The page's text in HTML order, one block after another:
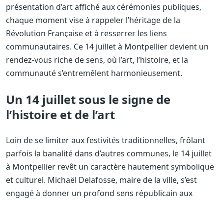
présentation d’art affiché aux cérémonies publiques,
chaque moment vise à rappeler l’héritage de la
Révolution Française et à resserrer les liens
communautaires. Ce 14 juillet à Montpellier devient un
rendez-vous riche de sens, où l’art, l’histoire, et la
communauté s’entremêlent harmonieusement.
Un 14 juillet sous le signe de
l’histoire et de l’art
Loin de se limiter aux festivités traditionnelles, frôlant
parfois la banalité dans d’autres communes, le 14 juillet
à Montpellier revêt un caractère hautement symbolique
et culturel. Michaël Delafosse, maire de la ville, s’est
engagé à donner un profond sens républicain aux